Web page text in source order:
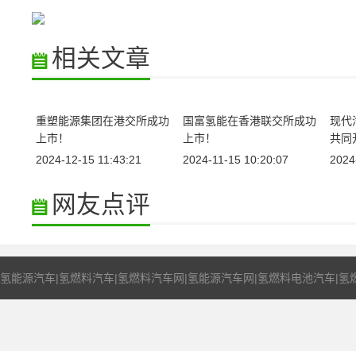
相关文章
重塑能源集团在港交所成功
上市！
2024-12-15 11:43:21
国富氢能在香港联交所成功
上市！
2024-11-15 10:20:07
现代
共同
网友点评
氢能源汽车|氢燃料汽车|氢燃料汽车网|氢能源汽车网|氢燃料电池汽车|